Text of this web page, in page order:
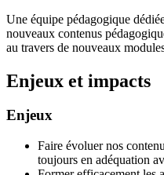
Une équipe pédagogique
nouveaux contenus
au travers de nouveaux
Enjeux et impacts
Enjeux
Faire évoluer nos
toujours en adéquation